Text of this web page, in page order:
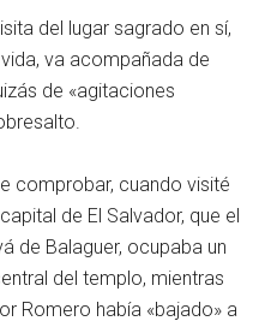
del lugar sagrado en sí,
va acompañada de
de «agitaciones
comprobar, cuando visité
de El Salvador, que el
de Balaguer, ocupaba un
del templo, mientras
Romero había «bajado» a